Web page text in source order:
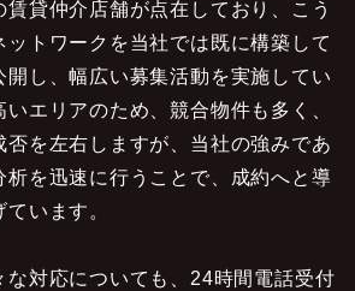
貸仲介店舗が点在しており、こう
ットワークを当社では既に構築して
開し、幅広い募集活動を実施してい
エリアのため、競合物件も多く、
否を左右しますが、当社の強みであ
析を迅速に行うことで、成約へと導
います。
な対応についても、24時間電話受付